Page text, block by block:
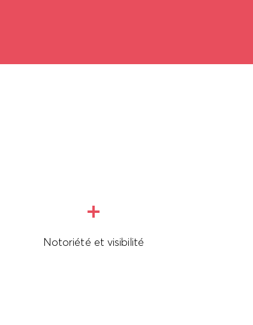
Notoriété et visibilité